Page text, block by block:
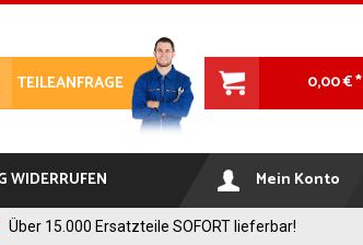
TEILEANFRAGE
0,00 € *
WIDERRUFEN Mein Konto
Über 15.000 Ersatzteile SOFORT lieferbar!